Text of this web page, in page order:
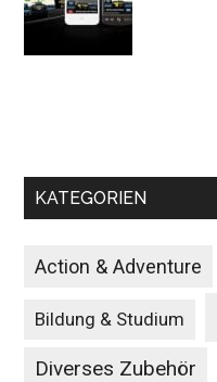
KATEGORIEN
Action & Adventure
Bildung & Studium
Diverses Zubehör